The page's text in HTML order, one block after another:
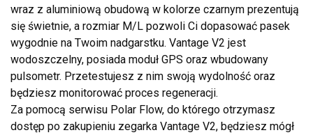
wraz z aluminiową obudową w kolorze czarnym prezentują
się świetnie, a rozmiar M/L pozwoli Ci dopasować pasek
wygodnie na Twoim nadgarstku. Vantage V2 jest
wodoszczelny, posiada moduł GPS oraz wbudowany
pulsometr. Przetestujesz z nim swoją wydolność oraz
będziesz monitorować proces regeneracji.
Za pomocą serwisu Polar Flow, do którego otrzymasz
dostęp po zakupieniu zegarka Vantage V2, będziesz mógł